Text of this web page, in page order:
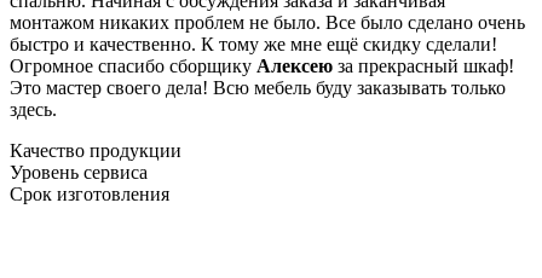
монтажом никаких проблем не было. Все было сделано очень
быстро и качественно. К тому же мне ещё скидку сделали!
Огромное спасибо сборщику Алексею за прекрасный шкаф!
Это мастер своего дела! Всю мебель буду заказывать только
здесь.
Качество продукции
Уровень сервиса
Срок изготовления